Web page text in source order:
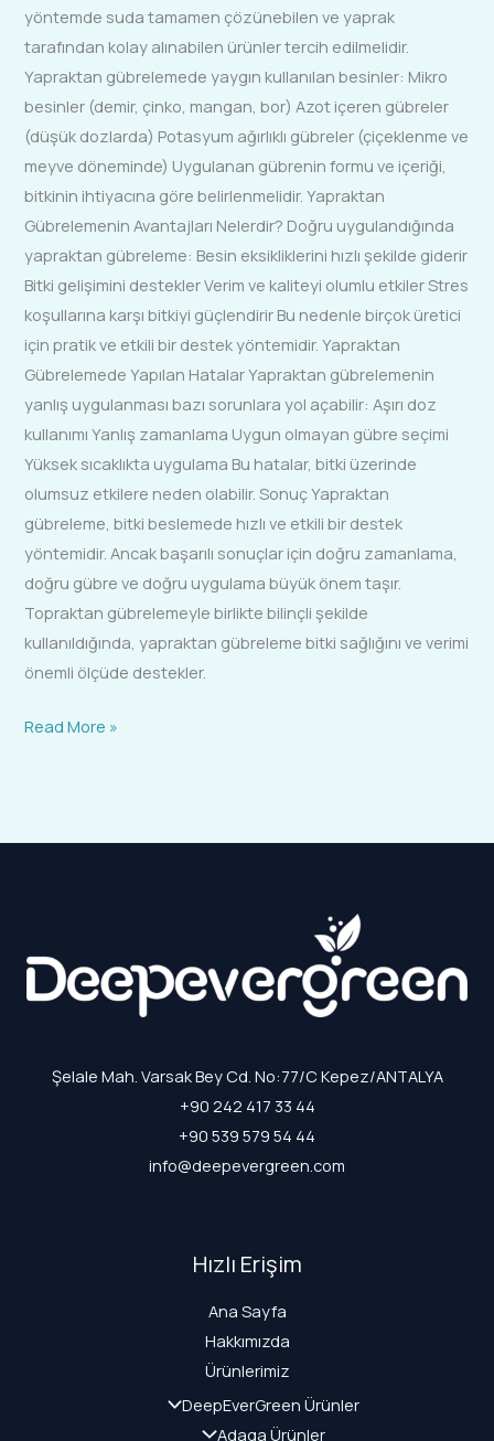
yöntemde suda tamamen çözünebilen ve yaprak
tarafından kolay alınabilen ürünler tercih edilmelidir.
Yapraktan gübrelemede yaygın kullanılan besinler: Mikro
besinler (demir, çinko, mangan, bor) Azot içeren gübreler
(düşük dozlarda) Potasyum ağırlıklı gübreler (çiçeklenme ve
meyve döneminde) Uygulanan gübrenin formu ve içeriği,
bitkinin ihtiyacına göre belirlenmelidir. Yapraktan
Gübrelemenin Avantajları Nelerdir? Doğru uygulandığında
yapraktan gübreleme: Besin eksikliklerini hızlı şekilde giderir
Bitki gelişimini destekler Verim ve kaliteyi olumlu etkiler Stres
koşullarına karşı bitkiyi güçlendirir Bu nedenle birçok üretici
için pratik ve etkili bir destek yöntemidir. Yapraktan
Gübrelemede Yapılan Hatalar Yapraktan gübrelemenin
yanlış uygulanması bazı sorunlara yol açabilir: Aşırı doz
kullanımı Yanlış zamanlama Uygun olmayan gübre seçimi
Yüksek sıcaklıkta uygulama Bu hatalar, bitki üzerinde
olumsuz etkilere neden olabilir. Sonuç Yapraktan
gübreleme, bitki beslemede hızlı ve etkili bir destek
yöntemidir. Ancak başarılı sonuçlar için doğru zamanlama,
doğru gübre ve doğru uygulama büyük önem taşır.
Topraktan gübrelemeyle birlikte bilinçli şekilde
kullanıldığında, yapraktan gübreleme bitki sağlığını ve verimi
önemli ölçüde destekler.
Read More »
Şelale Mah. Varsak Bey Cd. No:77/C Kepez/ANTALYA
+90 242 417 33 44
+90 539 579 54 44
info@deepevergreen.com
Hızlı Erişim
Ana Sayfa
Hakkımızda
Ürünlerimiz
DeepEverGreen Ürünler
Adaga Ürünler